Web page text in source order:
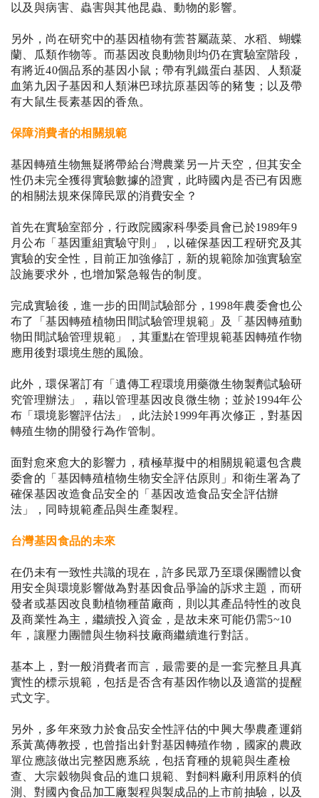
以及與病害、蟲害與其他昆蟲、動物的影響。
另外，尚在研究中的基因植物有蕓苔屬蔬菜、水稻、蝴蝶
蘭、瓜類作物等。而基因改良動物則均仍在實驗室階段，
有將近40個品系的基因小鼠；帶有乳鐵蛋白基因、人類凝
血第九因子基因和人類淋巴球抗原基因等的豬隻；以及帶
有大鼠生長素基因的香魚。
保障消費者的相關規範
基因轉殖生物無疑將帶給台灣農業另一片天空，但其安全
性仍未完全獲得實驗數據的證實，此時國內是否已有因應
的相關法規來保障民眾的消費安全？
首先在實驗室部分，行政院國家科學委員會已於1989年9
月公布「基因重組實驗守則」，以確保基因工程研究及其
實驗的安全性，目前正加強修訂，新的規範除加強實驗室
設施要求外，也增加緊急報告的制度。
完成實驗後，進一步的田間試驗部分， 1998年農委會也公
布了「基因轉殖植物田間試驗管理規範」及「基因轉殖動
物田間試驗管理規範」，其重點在管理規範基因轉殖作物
應用後對環境生態的風險。
此外，環保署訂有「遺傳工程環境用藥微生物製劑試驗研
究管理辦法」，藉以管理基因改良微生物；並於1994年公
布「環境影響評估法」，此法於1999年再次修正，對基因
轉殖生物的開發行為作管制。
面對愈來愈大的影響力，積極草擬中的相關規範還包含農
委會的「基因轉殖植物生物安全評估原則」和衛生署為了
確保基因改造食品安全的「基因改造食品安全評估辦
法」，同時規範產品與生產製程。
台灣基因食品的未來
在仍未有一致性共識的現在，許多民眾乃至環保團體以食
用安全與環境影響做為對基因食品爭論的訴求主題，而研
發者或基因改良動植物種苗廠商，則以其產品特性的改良
及商業性為主，繼續投入資金，是故未來可能仍需5~10
年，讓壓力團體與生物科技廠商繼續進行對話。
基本上，對一般消費者而言，最需要的是一套完整且具真
實性的標示規範，包括是否含有基因作物以及適當的提醒
式文字。
另外，多年來致力於食品安全性評估的中興大學農產運銷
系黃萬傳教授，也曾指出針對基因轉殖作物，國家的農政
單位應該做出完整因應系統，包括育種的規範與生產檢
查、大宗穀物與食品的進口規範、對飼料廠利用原料的偵
測、對國內食品加工廠製程與製成品的上市前抽驗，以及